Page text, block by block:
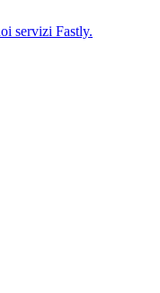
servizi Fastly.